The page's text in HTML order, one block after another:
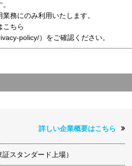
務にのみ利用いたします。
ちら
policy/）をご確認ください。
詳しい企業概要はこちら
スタンダード上場）